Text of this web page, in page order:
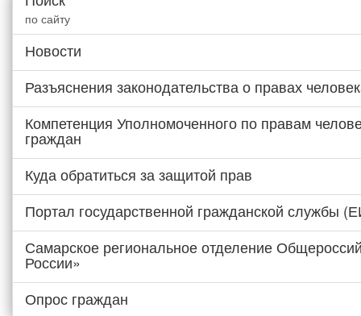
по сайту
Новости
Разъяснения законодательства о правах
Компетенция Уполномоченного по правам
граждан
Куда обратиться за защитой прав
Портал государственной гражданской службы
Самарское региональное отделение
России»
Опрос граждан